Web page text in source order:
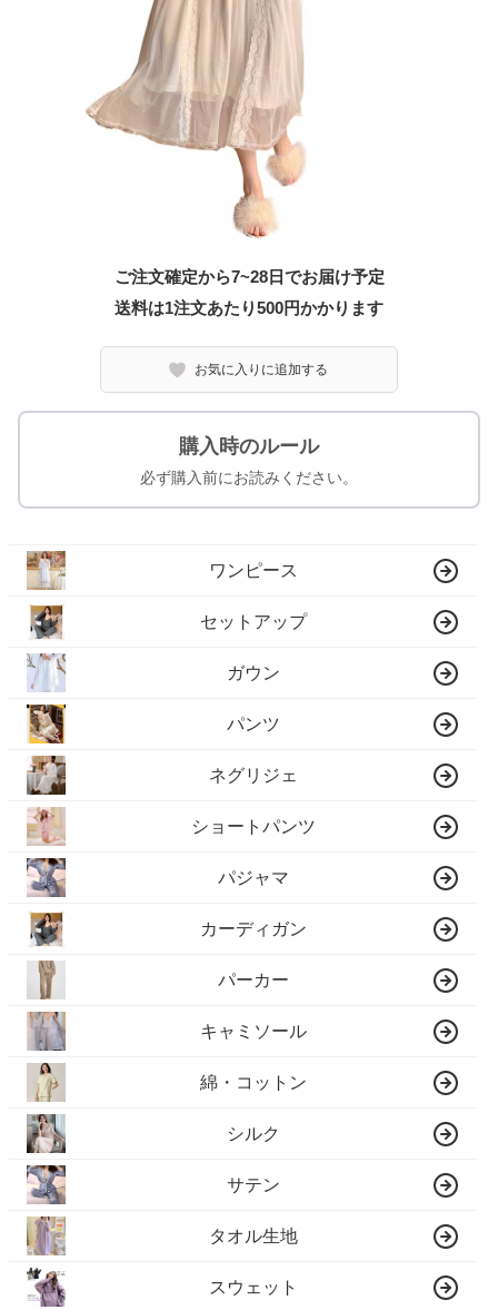
ご注文確定から7~28日でお届け予定
送料は1注文あたり500円かかります
お気に入りに追加する
購入時のルール
必ず購入前にお読みください。
ワンピース
セットアップ
ガウン
パンツ
ネグリジェ
ショートパンツ
パジャマ
カーディガン
パーカー
キャミソール
綿・コットン
シルク
サテン
タオル生地
スウェット